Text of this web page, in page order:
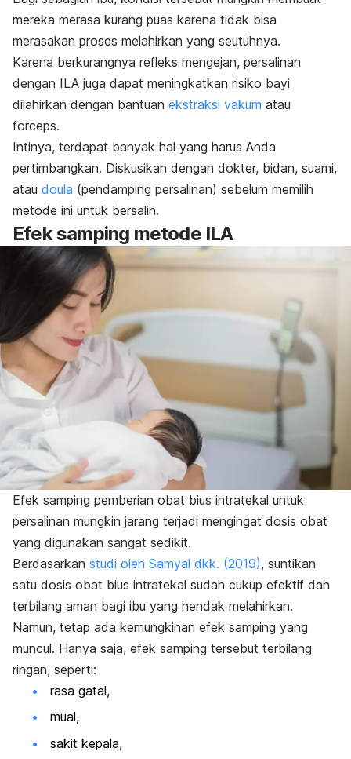
mereka merasa kurang puas karena tidak bisa
merasakan proses melahirkan yang seutuhnya.
Karena berkurangnya refleks mengejan, persalinan
dengan ILA juga dapat meningkatkan risiko bayi
dilahirkan dengan bantuan ekstraksi vakum atau
forceps.
Intinya, terdapat banyak hal yang harus Anda
pertimbangkan. Diskusikan dengan dokter, bidan, suami,
atau doula (pendamping persalinan) sebelum memilih
metode ini untuk bersalin.
Efek samping metode ILA
Efek samping pemberian obat bius intratekal untuk
persalinan mungkin jarang terjadi mengingat dosis obat
yang digunakan sangat sedikit.
Berdasarkan studi oleh Samyal dkk. (2019), suntikan
satu dosis obat bius intratekal sudah cukup efektif dan
terbilang aman bagi ibu yang hendak melahirkan.
Namun, tetap ada kemungkinan efek samping yang
muncul. Hanya saja, efek samping tersebut terbilang
ringan, seperti:
rasa gatal,
mual,
sakit kepala,